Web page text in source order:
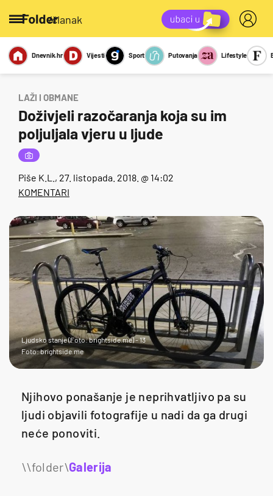
/članak
Miks Kviz
Report
Sexy
Dnevnik.hr Vijesti Sport Putovanja Lifestyle
LAŽI I OBMANE
Doživjeli razočaranja koja su im
poljuljala vjeru u ljude
Piše K.L. , 27. listopada. 2018. @ 14:02
KOMENTARI
Ljudsko stanje (Foto: brightside.me) - 13
Foto: brightside.me
Njihovo ponašanje je neprihvatljivo pa su
ljudi objavili fotografije u nadi da ga drugi
neće ponoviti.
Galerija